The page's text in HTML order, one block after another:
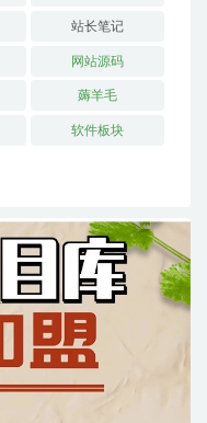
站长笔记
网站源码
薅羊毛
软件板块